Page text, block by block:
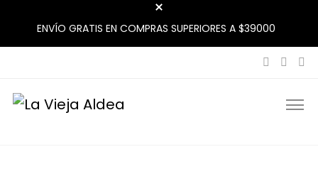
ENVÍO GRATIS EN COMPRAS SUPERIORES A $39000
La Vieja Aldea
Tu Mercado Natural Cerca